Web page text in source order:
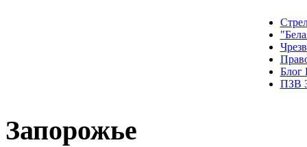
Блог
ПЗВ
Запорожье